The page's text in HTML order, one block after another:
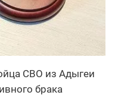
СВО из Адыгеи
брака